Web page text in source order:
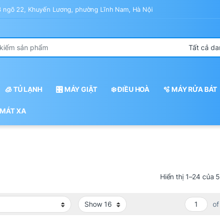
ngõ 22, Khuyến Lương, phường Lĩnh Nam, Hà Nội
🧊 TỦ LẠNH 🎛️ MÁY GIẶT ❄️ ĐIỀU HOÀ 🫧 MÁY RỬA BÁT
XA
Hiển thị 1–24 của
of